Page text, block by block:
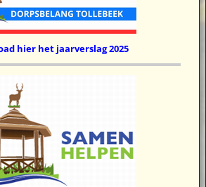
hier het jaarverslag 2025